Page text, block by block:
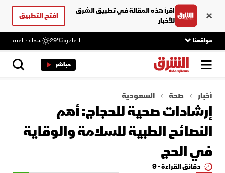
اقرأ هذه المقالة في تطبيق الشرق
للأخبار
افتح التطبيق
مواقعنا القاهرة29°C سماء صافية
مباشر
أخبار صحة السعودية
إرشادات صحية للحجاج: أهم
النصائح الطبية للسلامة والوقاية
في الحج
دقائق القراءة - 9